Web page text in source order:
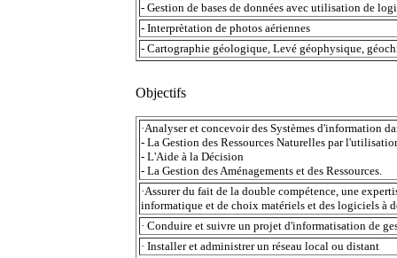
- Gestion de bases de données avec utilisation de
- Interprètation de photos aériennes
- Cartographie géologique, Levé géophysique,
Objectifs
·Analyser et concevoir des Systèmes d'information
- La Gestion des Ressources Naturelles par
- L'Aide à la Décision
- La Gestion des Aménagements et des Ressources.
·Assurer du fait de la double compétence, une
informatique et de choix matériels et des logiciels à
· Conduire et suivre un projet d'informatisation de
· Installer et administrer un réseau local ou distant